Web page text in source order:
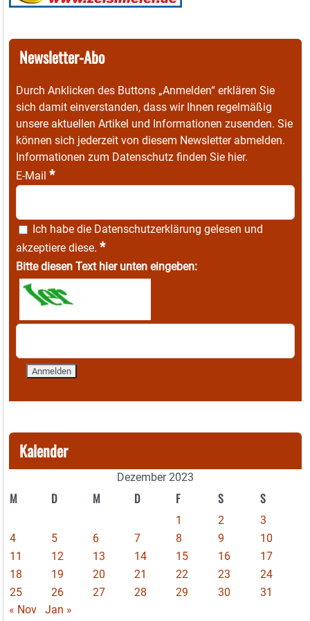
Newsletter-Abo
Durch Anklicken des Buttons „Anmelden“ erklären Sie
sich damit einverstanden, dass wir Ihnen regelmäßig
unsere aktuellen Artikel und Informationen zusenden. Sie
können sich jederzeit von diesem Newsletter abmelden.
Informationen zum Datenschutz finden Sie hier.
E-Mail *
Ich habe die Datenschutzerklärung gelesen und
akzeptiere diese. *
Bitte diesen Text hier unten eingeben:
Kalender
Dezember 2023
M D M D F S S
1 2
3
4
5 6 7 8 9
10
11
12 13 14 15 16
17
18
19 20 21 22 23
24
25
26 27 28 29 30
31
« Nov
Jan »